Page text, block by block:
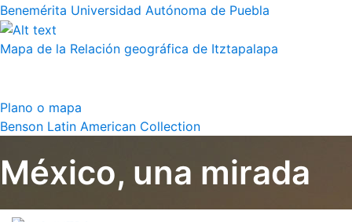
Benemérita Universidad Autónoma de Puebla
Mapa de la Relación geográfica de Itztapalapa
Plano o mapa
Benson Latin American Collection
México, una mirada